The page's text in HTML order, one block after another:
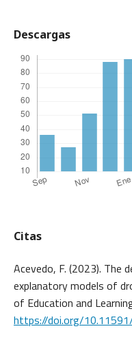
Descargas
Citas
Acevedo, F. (2023). The
explanatory models of
of Education and
https://doi.org/